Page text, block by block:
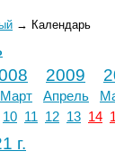
→ Календарь
2009
Март Апрель
10 11 12 13 14
г.